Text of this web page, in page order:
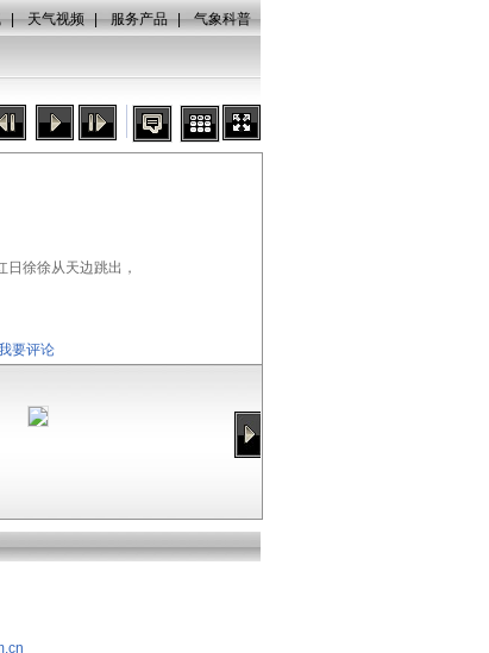
| 天气视频 | 服务产品 | 气象科普
徐徐从天边跳出，
要评论